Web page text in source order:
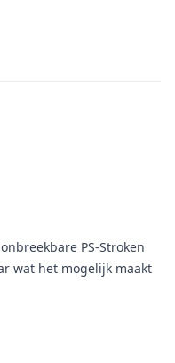
PS-Stroken
wat het mogelijk maakt